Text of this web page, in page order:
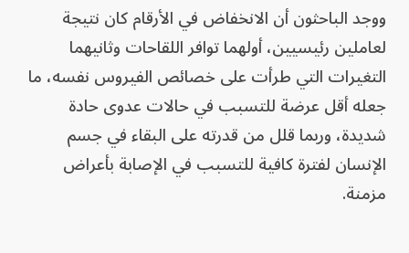
ووجد الباحثون أن الانخفاض في الأرقام كان نتيجة
لعاملين رئيسيين، أولهما توافر اللقاحات وثانيهما
التغيرات التي طرأت على خصائص الفيروس نفسه، ما
جعله أقل عرضة للتسبب في حالات عدوى حادة
شديدة، وربما قلل من قدرته على البقاء في جسم
الإنسان لفترة كافية للتسبب في الإصابة بأعراض
مزمنة.